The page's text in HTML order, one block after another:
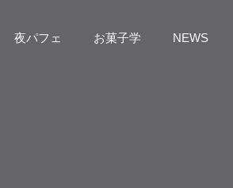
夜パフェ お菓子学 NEWS